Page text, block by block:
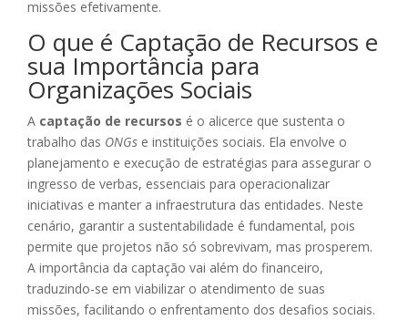
missões efetivamente.
O que é Captação de Recursos e
sua Importância para
Organizações Sociais
A captação de recursos é o alicerce que sustenta o
trabalho das ONGs e instituições sociais. Ela envolve o
planejamento e execução de estratégias para assegurar o
ingresso de verbas, essenciais para operacionalizar
iniciativas e manter a infraestrutura das entidades. Neste
cenário, garantir a sustentabilidade é fundamental, pois
permite que projetos não só sobrevivam, mas prosperem.
A importância da captação vai além do financeiro,
traduzindo-se em viabilizar o atendimento de suas
missões, facilitando o enfrentamento dos desafios sociais.